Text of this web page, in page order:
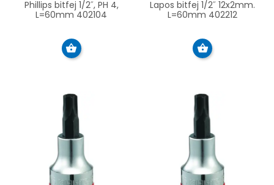
Phillips bitfej 1/2˝, PH 4,
L=60mm 402104
Lapos bitfej 1/2˝ 12x2mm.
L=60mm 402212